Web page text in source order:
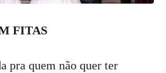
FITAS
pra quem não quer ter